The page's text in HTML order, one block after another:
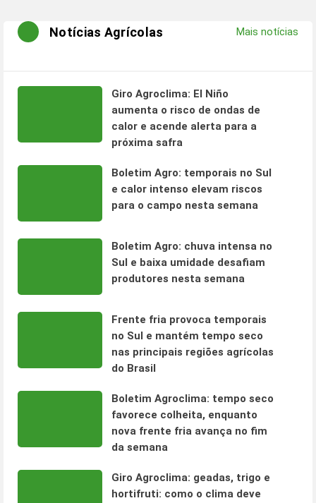
Notícias Agrícolas Mais notícias
Giro Agroclima: El Niño
aumenta o risco de ondas de
calor e acende alerta para a
próxima safra
Boletim Agro: temporais no Sul
e calor intenso elevam riscos
para o campo nesta semana
Boletim Agro: chuva intensa no
Sul e baixa umidade desafiam
produtores nesta semana
Frente fria provoca temporais
no Sul e mantém tempo seco
nas principais regiões agrícolas
do Brasil
Boletim Agroclima: tempo seco
favorece colheita, enquanto
nova frente fria avança no fim
da semana
Giro Agroclima: geadas, trigo e
hortifruti: como o clima deve